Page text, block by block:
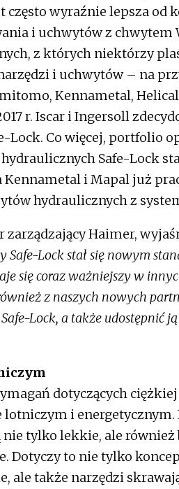
często wyraźnie lepsza od
i uchwytów z chwytem
z których niektórzy
i uchwytów – na
Kennametal,
r. Iscar i Ingersoll
Lock. Co więcej, portfolio
Safe-Lock
i Mapal już
hydraulicznych z
Haimer,
Safe-Lock stał się nowym
się coraz ważniejszy w
z naszych nowych
Lock, a także udostępnić
dotyczących
i energetycznym.
tylko lekkie, ale
Dotyczy to nie tylko
ale także narzędzi